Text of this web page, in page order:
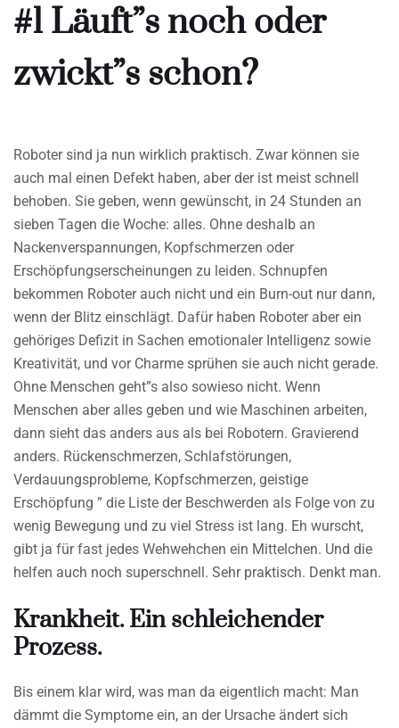
#1 Läuft”s noch oder
zwickt”s schon?
Roboter sind ja nun wirklich praktisch. Zwar können sie
auch mal einen Defekt haben, aber der ist meist schnell
behoben. Sie geben, wenn gewünscht, in 24 Stunden an
sieben Tagen die Woche: alles. Ohne deshalb an
Nackenverspannungen, Kopfschmerzen oder
Erschöpfungserscheinungen zu leiden. Schnupfen
bekommen Roboter auch nicht und ein Burn-out nur dann,
wenn der Blitz einschlägt. Dafür haben Roboter aber ein
gehöriges Defizit in Sachen emotionaler Intelligenz sowie
Kreativität, und vor Charme sprühen sie auch nicht gerade.
Ohne Menschen geht”s also sowieso nicht. Wenn
Menschen aber alles geben und wie Maschinen arbeiten,
dann sieht das anders aus als bei Robotern. Gravierend
anders. Rückenschmerzen, Schlafstörungen,
Verdauungsprobleme, Kopfschmerzen, geistige
Erschöpfung ” die Liste der Beschwerden als Folge von zu
wenig Bewegung und zu viel Stress ist lang. Eh wurscht,
gibt ja für fast jedes Wehwehchen ein Mittelchen. Und die
helfen auch noch superschnell. Sehr praktisch. Denkt man.
Krankheit. Ein schleichender
Prozess.
Bis einem klar wird, was man da eigentlich macht: Man
dämmt die Symptome ein, an der Ursache ändert sich